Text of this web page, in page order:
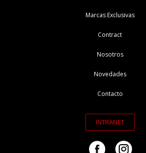
Marcas Exclusivas
Contract
Nosotros
Novedades
Contacto
INTRANET